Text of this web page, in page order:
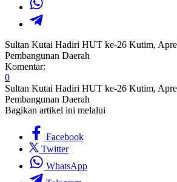
Sultan Kutai Hadiri HUT ke-26 Kutim,
Pembangunan Daerah
Komentar:
0
Sultan Kutai Hadiri HUT ke-26 Kutim,
Pembangunan Daerah
Bagikan artikel ini melalui
Facebook
Twitter
WhatsApp